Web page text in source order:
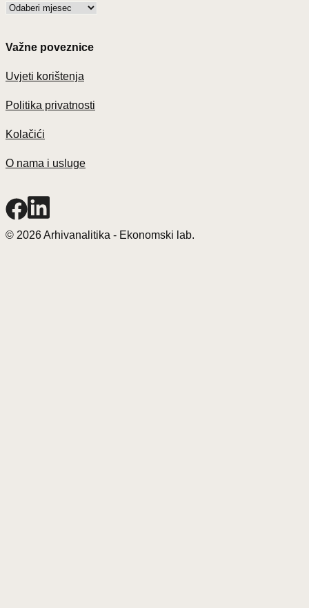
Arhiva
mjesecima:
Važne poveznice
Uvjeti korištenja
Politika privatnosti
Kolačići
O nama i usluge
© 2026 Arhivanalitika - Ekonomski lab.